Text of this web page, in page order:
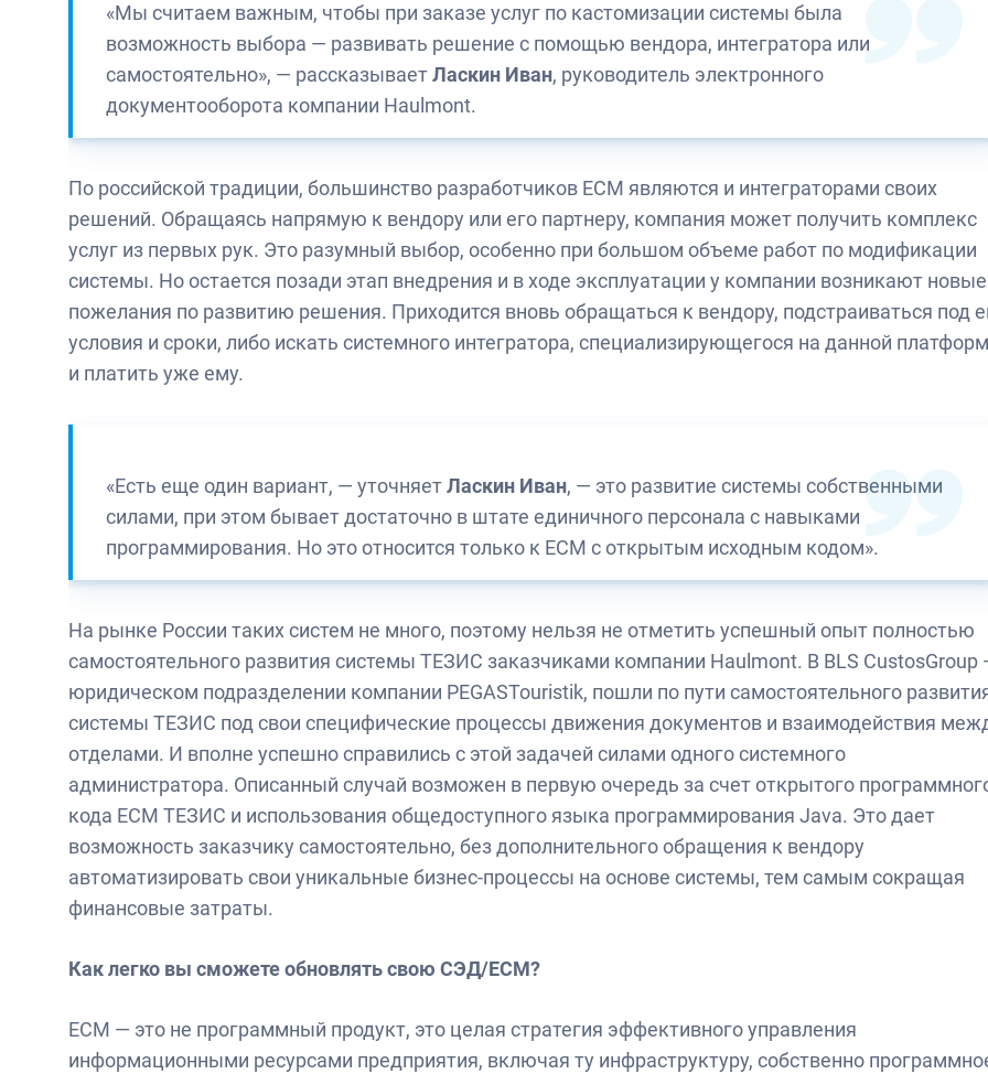
«Мы считаем важным, чтобы при заказе услуг по кастомизации системы была
возможность выбора — развивать решение с помощью вендора, интегратора или
самостоятельно», — рассказываетЛаскин Иван, руководитель электронного
документооборота компании Haulmont.
По российской традиции, большинство разработчиков ЕСМ являются и интеграторами своих
решений. Обращаясь напрямую к вендору или его партнеру, компания может получить комплекс
услуг из первых рук. Это разумный выбор, особенно при большом объеме работ по модификации
системы. Но остается позади этап внедрения и в ходе эксплуатации у компании возникают новые
пожелания по развитию решения. Приходится вновь обращаться к вендору, подстраиваться под
условия и сроки, либо искать системного интегратора, специализирующегося на данной
и платить уже ему.
«Есть еще один вариант, — уточняетЛаскин Иван, — это развитие системы собственными
силами, при этом бывает достаточно в штате единичного персонала с навыками
программирования. Но это относится только к ЕСМ с открытым исходным кодом».
На рынке России таких систем не много, поэтому нельзя не отметить успешный опыт полностью
самостоятельного развития системы ТЕЗИС заказчиками компании Haulmont. В BLS CustosGroup
юридическом подразделении компании PEGASTouristik, пошли по пути самостоятельного
системы ТЕЗИС под свои специфические процессы движения документов и взаимодействия
отделами. И вполне успешно справились с этой задачей силами одного системного
администратора. Описанный случай возможен в первую очередь за счет открытого
кода ЕСМ ТЕЗИС и использования общедоступного языка программирования Java. Это дает
возможность заказчику самостоятельно, без дополнительного обращения к вендору
автоматизировать свои уникальные бизнес-процессы на основе системы, тем самым сокращая
финансовые затраты.
Как легко вы сможете обновлять свою СЭД/ЕСМ?
ЕСМ — это не программный продукт, это целая стратегия эффективного управления
информационными ресурсами предприятия, включая ту инфраструктуру, собственно